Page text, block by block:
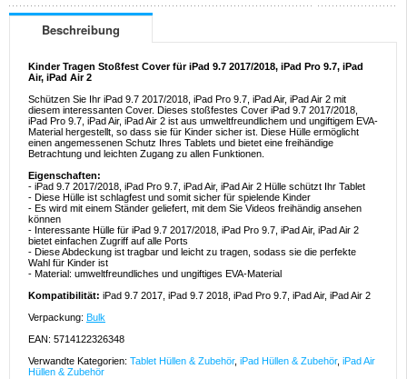
Beschreibung
Kinder Tragen Stoßfest Cover für iPad 9.7 2017/2018, iPad Pro 9.7, iPad
Air, iPad Air 2
Schützen Sie Ihr iPad 9.7 2017/2018, iPad Pro 9.7, iPad Air, iPad Air 2 mit
diesem interessanten Cover. Dieses stoßfestes Cover iPad 9.7 2017/2018,
iPad Pro 9.7, iPad Air, iPad Air 2 ist aus umweltfreundlichem und ungiftigem EVA-
Material hergestellt, so dass sie für Kinder sicher ist. Diese Hülle ermöglicht
einen angemessenen Schutz Ihres Tablets und bietet eine freihändige
Betrachtung und leichten Zugang zu allen Funktionen.
Eigenschaften:
- iPad 9.7 2017/2018, iPad Pro 9.7, iPad Air, iPad Air 2 Hülle schützt Ihr Tablet
- Diese Hülle ist schlagfest und somit sicher für spielende Kinder
- Es wird mit einem Ständer geliefert, mit dem Sie Videos freihändig ansehen
können
- Interessante Hülle für iPad 9.7 2017/2018, iPad Pro 9.7, iPad Air, iPad Air 2
bietet einfachen Zugriff auf alle Ports
- Diese Abdeckung ist tragbar und leicht zu tragen, sodass sie die perfekte
Wahl für Kinder ist
- Material: umweltfreundliches und ungiftiges EVA-Material
Kompatibilität: iPad 9.7 2017, iPad 9.7 2018, iPad Pro 9.7, iPad Air, iPad Air 2
Verpackung: Bulk
EAN: 5714122326348
Verwandte Kategorien: Tablet Hüllen & Zubehör, iPad Hüllen & Zubehör, iPad Air
Hüllen & Zubehör